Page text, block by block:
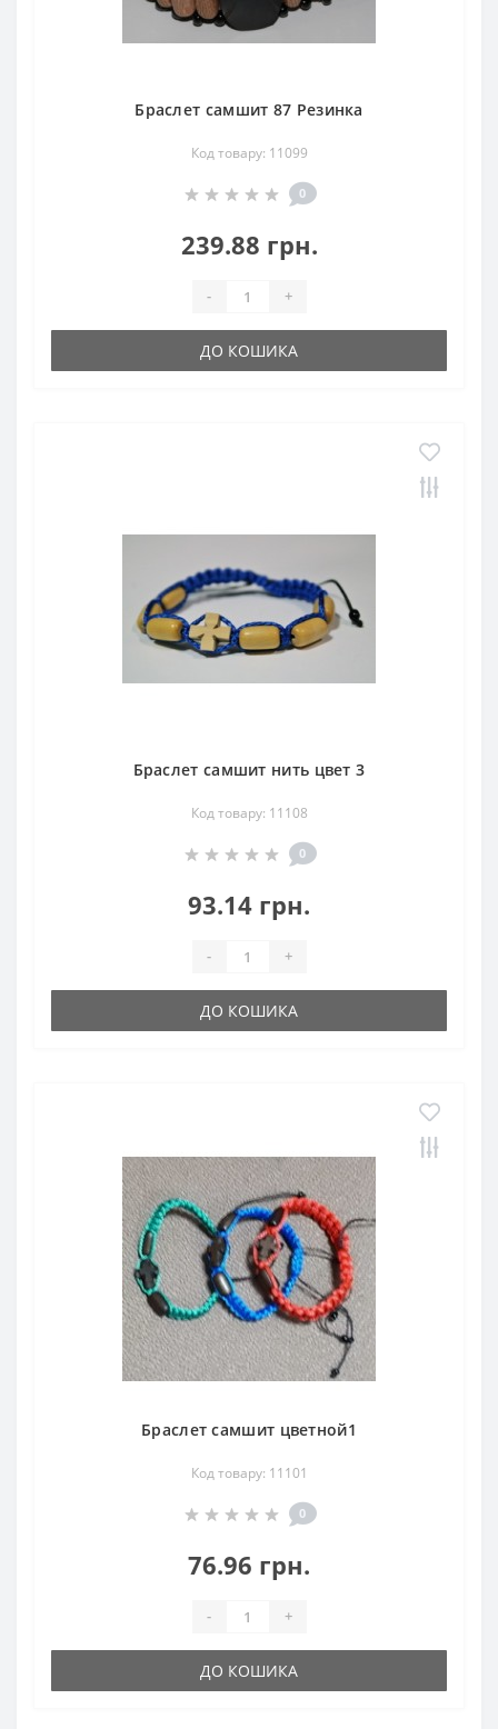
Браслет самшит 87 Резинка
Код товару: 11099
0
239.88 грн.
- +
ДО КОШИКА
Браслет самшит нить цвет 3
Код товару: 11108
0
93.14 грн.
- +
ДО КОШИКА
Браслет самшит цветной1
Код товару: 11101
0
76.96 грн.
- +
ДО КОШИКА